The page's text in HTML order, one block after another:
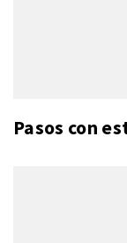
Pasos con